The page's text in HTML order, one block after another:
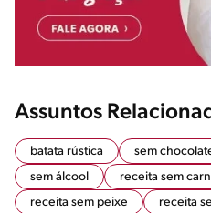
Assuntos
batata rústica sem
sem álcool
receita sem
receita sem peixe
receita